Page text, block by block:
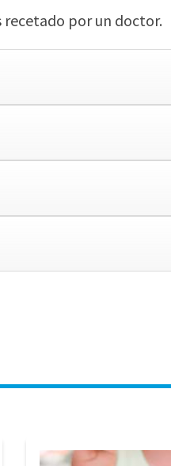
recetado por un doctor.